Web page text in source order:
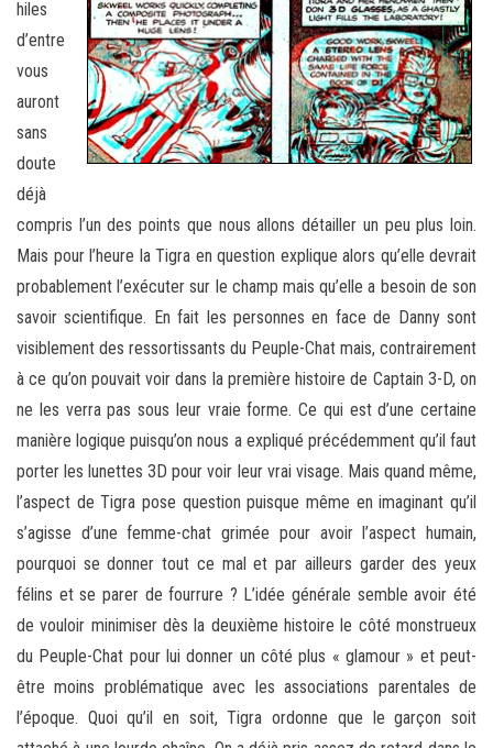
hiles
d’entre
vous
auront
sans
doute
déjà
compris l’un des points que nous allons détailler un peu plus loin.
Mais pour l’heure la Tigra en question explique alors qu’elle devrait
probablement l’exécuter sur le champ mais qu’elle a besoin de son
savoir scientifique. En fait les personnes en face de Danny sont
visiblement des ressortissants du Peuple-Chat mais, contrairement
à ce qu’on pouvait voir dans la première histoire de Captain 3-D, on
ne les verra pas sous leur vraie forme. Ce qui est d’une certaine
manière logique puisqu’on nous a expliqué précédemment qu’il faut
porter les lunettes 3D pour voir leur vrai visage. Mais quand même,
l’aspect de Tigra pose question puisque même en imaginant qu’il
s’agisse d’une femme-chat grimée pour avoir l’aspect humain,
pourquoi se donner tout ce mal et par ailleurs garder des yeux
félins et se parer de fourrure ? L’idée générale semble avoir été
de vouloir minimiser dès la deuxième histoire le côté monstrueux
du Peuple-Chat pour lui donner un côté plus « glamour » et peut-
être moins problématique avec les associations parentales de
l’époque. Quoi qu’il en soit, Tigra ordonne que le garçon soit